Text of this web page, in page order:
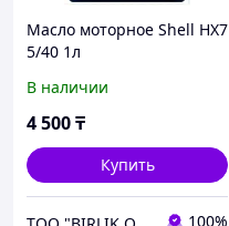
Масло моторное Shell HX7
5/40 1л
В наличии
4 500₸
Купить
100%